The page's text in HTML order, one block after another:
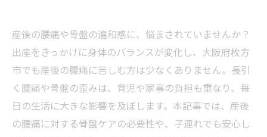
産後の腰痛や骨盤の違和感に、悩まされていませんか？
出産をきっかけに身体のバランスが変化し、大阪府枚方
市でも産後の腰痛に苦しむ方は少なくありません。長引
く腰痛や骨盤の歪みは、育児や家事の負担も重なり、毎
日の生活に大きな影響を及ぼします。本記事では、産後
の腰痛に対する骨盤ケアの必要性や、子連れでも安心し